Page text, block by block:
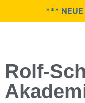
*** NEUE
Rolf-